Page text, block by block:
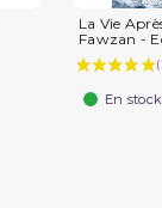
La Vie
Fawzan -
En stock